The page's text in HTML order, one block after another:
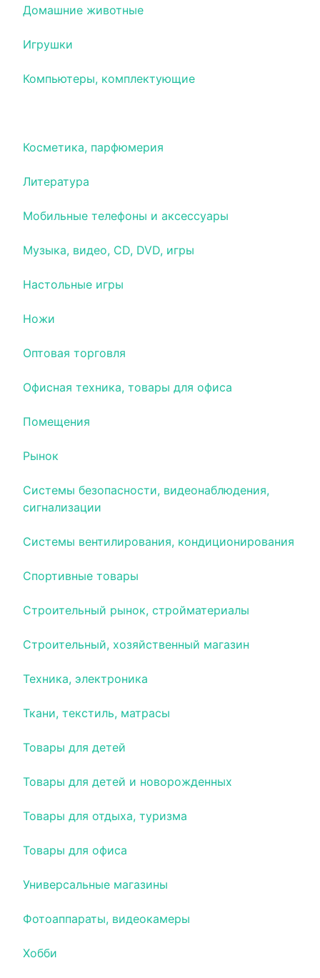
Домашние животные
Игрушки
Компьютеры, комплектующие
Косметика, парфюмерия
Литература
Мобильные телефоны и аксессуары
Музыка, видео, CD, DVD, игры
Настольные игры
Ножи
Оптовая торговля
Офисная техника, товары для офиса
Помещения
Рынок
Системы безопасности, видеонаблюдения,
сигнализации
Системы вентилирования, кондиционирования
Спортивные товары
Строительный рынок, стройматериалы
Строительный, хозяйственный магазин
Техника, электроника
Ткани, текстиль, матрасы
Товары для детей
Товары для детей и новорожденных
Товары для отдыха, туризма
Товары для офиса
Универсальные магазины
Фотоаппараты, видеокамеры
Хобби